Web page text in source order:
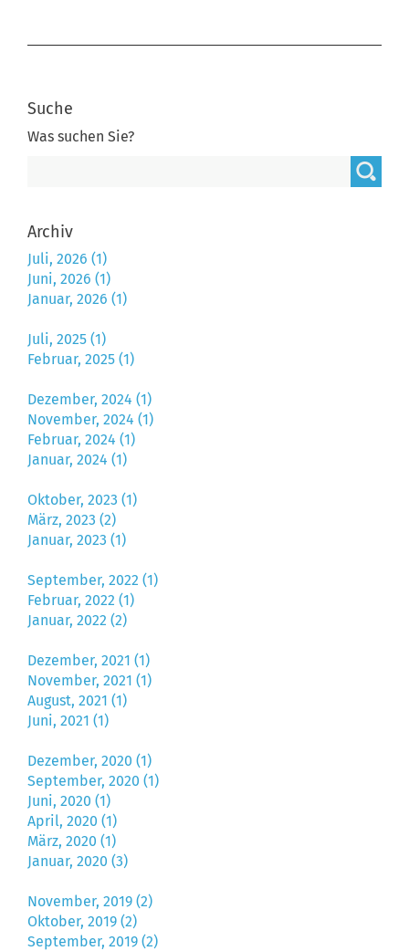
Suche
Was suchen Sie?
Archiv
Juli, 2026 (1)
Juni, 2026 (1)
Januar, 2026 (1)
Juli, 2025 (1)
Februar, 2025 (1)
Dezember, 2024 (1)
November, 2024 (1)
Februar, 2024 (1)
Januar, 2024 (1)
Oktober, 2023 (1)
März, 2023 (2)
Januar, 2023 (1)
September, 2022 (1)
Februar, 2022 (1)
Januar, 2022 (2)
Dezember, 2021 (1)
November, 2021 (1)
August, 2021 (1)
Juni, 2021 (1)
Dezember, 2020 (1)
September, 2020 (1)
Juni, 2020 (1)
April, 2020 (1)
März, 2020 (1)
Januar, 2020 (3)
November, 2019 (2)
Oktober, 2019 (2)
September, 2019 (2)